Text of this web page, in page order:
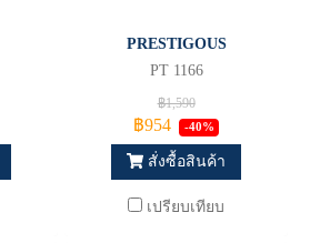
PRESTIGOUS
PT 1166
฿1,590
฿954 -40%
สั่งซื้อสินค้า
เปรียบเทียบ